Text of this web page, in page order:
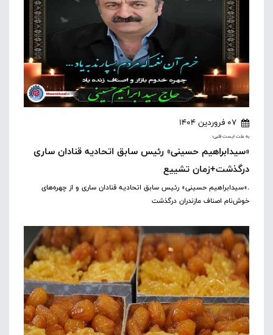
07 فروردین 1404
به علت ایست قلبی؛
«سیدابراهیم حسینی» رئیس سابق اتحادیه قنادان ساری
درگذشت+زمان تشییع
.«سیدابراهیم حسینی» رئیس سابق اتحادیه قنادان ساری و از چهره‌های
خوش‌نام اصناف مازندران درگذشت